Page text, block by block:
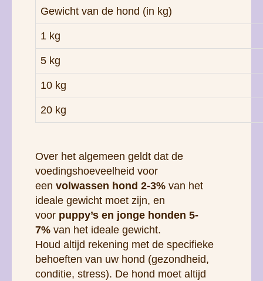
10 kg
20 kg
Over het algemeen geldt dat de
voedingshoeveelheid voor
een volwassen hond 2-3%
ideale gewicht moet zijn, en
7%van het ideale gewicht.
Houd altijd rekening met de specifieke
behoeften van uw hond (gezondheid,
conditie, stress). De hond moet altijd
voldoende vers water tot zijn beschikking
hebben.
Praktische adviezen, een
gedetailleerde voedingscalculatoren
andere tips voor een gezonde voeding